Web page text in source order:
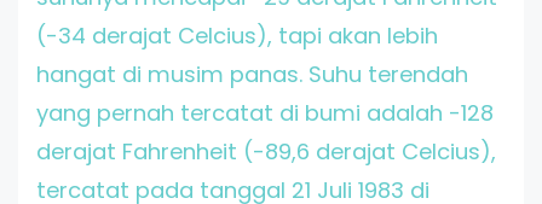
(-34 derajat Celcius), tapi akan lebih
hangat di musim panas. Suhu terendah
yang pernah tercatat di bumi adalah -128
derajat Fahrenheit (-89,6 derajat Celcius),
tercatat pada tanggal 21 Juli 1983 di